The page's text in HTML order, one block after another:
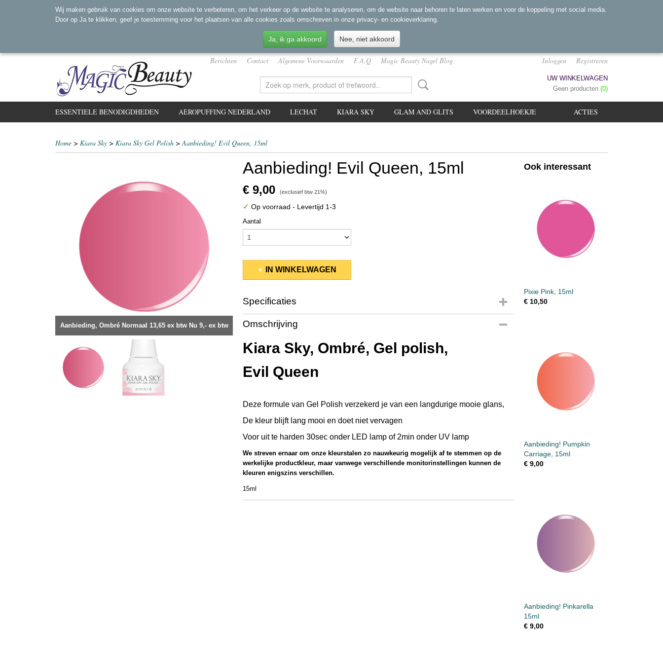
Berichten Contact Algemene Voorwaarden F.A.Q Magic Beauty Nagel Blog Inloggen Registreren
UW WINKELWAGEN
Geen producten (0)
ACTIES
ESSENTIELE BENODIGDHEDEN AEROPUFFING NEDERLAND LECHAT KIARA SKY GLAM AND GLITS VOORDEELHOEKJE
Home > Kiara Sky > Kiara Sky Gel Polish >Aanbieding! Evil Queen, 15ml
Aanbieding, Ombré Normaal 13,65 ex btw Nu 9,- ex btw
Aanbieding! Evil Queen, 15ml
€ 9,00 (exclusief btw 21%)
✓ Op voorraad - Levertijd 1-3
Aantal
IN WINKELWAGEN
Specificaties
Productcode
EAN code
Bruto gewicht
0,08 Kg
Omschrijving
Kiara Sky, Ombré, Gel polish,
Evil Queen
Deze formule van Gel Polish verzekerd je van een langdurige mooie glans,
De kleur blijft lang mooi en doet niet vervagen
Voor uit te harden 30sec onder LED lamp of 2min onder UV lamp
We streven ernaar om onze kleurstalen zo nauwkeurig mogelijk af te stemmen op de
werkelijke productkleur, maar vanwege verschillende monitorinstellingen kunnen de
kleuren enigszins verschillen.
15ml
Ook interessant
Pixie Pink, 15ml
€ 10,50
Aanbieding! Pumpkin
Carriage, 15ml
€ 9,00
Aanbieding! Pinkarella
15ml
€ 9,00
Wij maken gebruik van cookies om onze website te verbeteren, om het verkeer op de website te analyseren, om de website naar behoren te laten werken en voor de koppeling met social media.
Door op Ja te klikken, geef je toestemming voor het plaatsen van alle cookies zoals omschreven in onze privacy- en cookieverklaring.
Ja, ik ga akkoord Nee, niet akkoord